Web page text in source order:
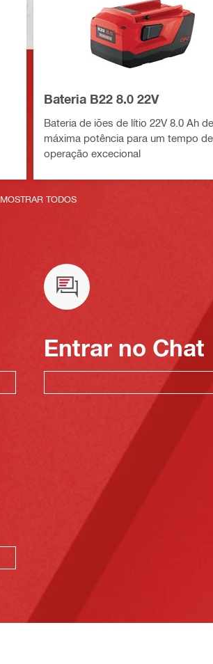
Bateria B22 8.0 22V
Bateria de iões de lítio 22V 8.0 Ah de
máxima potência para um tempo de
operação excecional
MOSTRAR TODOS
Entrar no Chat